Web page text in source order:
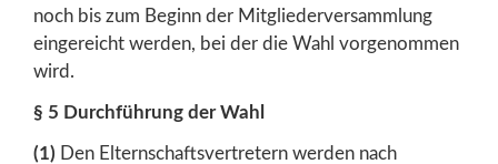
noch bis zum Beginn der Mitgliederversammlung
eingereicht werden, bei der die Wahl vorgenommen
wird.
§ 5 Durchführung der Wahl
(1) Den Elternschaftsvertretern werden nach